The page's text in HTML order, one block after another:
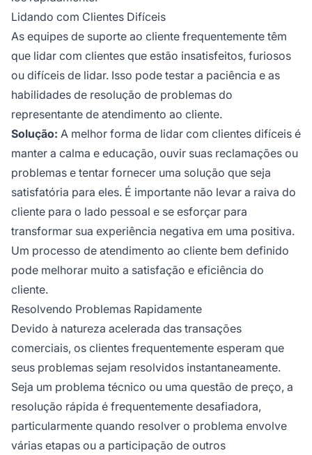
Lidando com Clientes Difíceis
As equipes de suporte ao cliente frequentemente têm
que lidar com clientes que estão insatisfeitos, furiosos
ou difíceis de lidar. Isso pode testar a paciência e as
habilidades de resolução de problemas do
representante de atendimento ao cliente.
Solução: A melhor forma de lidar com clientes difíceis é
manter a calma e educação, ouvir suas reclamações ou
problemas e tentar fornecer uma solução que seja
satisfatória para eles. É importante não levar a raiva do
cliente para o lado pessoal e se esforçar para
transformar sua experiência negativa em uma positiva.
Um processo de atendimento ao cliente bem definido
pode melhorar muito a satisfação e eficiência do
cliente.
Resolvendo Problemas Rapidamente
Devido à natureza acelerada das transações
comerciais, os clientes frequentemente esperam que
seus problemas sejam resolvidos instantaneamente.
Seja um problema técnico ou uma questão de preço, a
resolução rápida é frequentemente desafiadora,
particularmente quando resolver o problema envolve
várias etapas ou a participação de outros